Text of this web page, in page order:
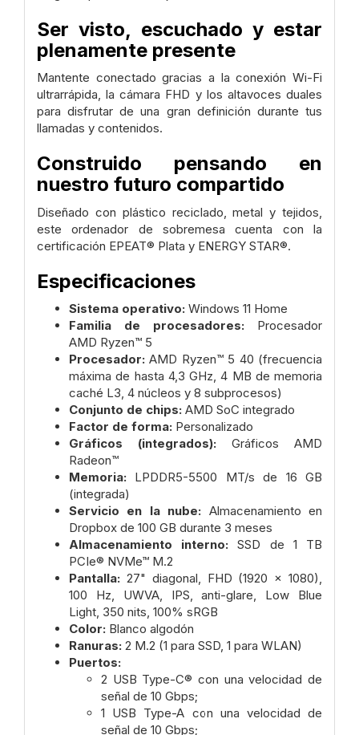
Ser visto, escuchado y estar
plenamente presente
Mantente conectado gracias a la conexión Wi-Fi
ultrarrápida, la cámara FHD y los altavoces duales
para disfrutar de una gran definición durante tus
llamadas y contenidos.
Construido pensando en
nuestro futuro compartido
Diseñado con plástico reciclado, metal y tejidos,
este ordenador de sobremesa cuenta con la
certificación EPEAT® Plata y ENERGY STAR®.
Especificaciones
Sistema operativo: Windows 11 Home
Familia de procesadores: Procesador
AMD Ryzen™ 5
Procesador: AMD Ryzen™ 5 40 (frecuencia
máxima de hasta 4,3 GHz, 4 MB de memoria
caché L3, 4 núcleos y 8 subprocesos)
Conjunto de chips: AMD SoC integrado
Factor de forma: Personalizado
Gráficos (integrados): Gráficos AMD
Radeon™
Memoria: LPDDR5-5500 MT/s de 16 GB
(integrada)
Servicio en la nube: Almacenamiento en
Dropbox de 100 GB durante 3 meses
Almacenamiento interno: SSD de 1 TB
PCIe® NVMe™ M.2
Pantalla: 27" diagonal, FHD (1920 x 1080),
100 Hz, UWVA, IPS, anti-glare, Low Blue
Light, 350 nits, 100% sRGB
Color: Blanco algodón
Ranuras: 2 M.2 (1 para SSD, 1 para WLAN)
Puertos:
2 USB Type-C® con una velocidad de
señal de 10 Gbps;
1 USB Type-A con una velocidad de
señal de 10 Gbps;